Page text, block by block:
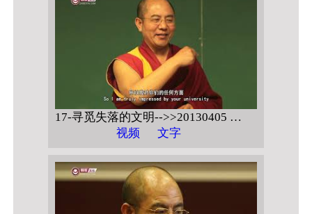
17-寻觅失落的文明-->>20130405 美国华盛顿乔治敦大学 【展望藏传佛教21世纪在全球的传播&禅修开示】
视频
文字